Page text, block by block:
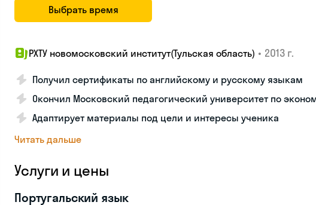
Выбрать время
РХТУ новомосковский институт(Тульская область) • 2013 г.
Получил сертификаты по английскому и русскому языкам
Окончил Московский педагогический университет по
Адаптирует материалы под цели и интересы ученика
Читать дальше
Услуги и цены
Португальский язык